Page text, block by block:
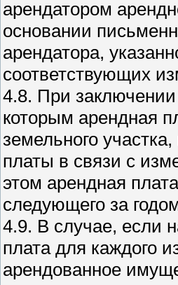
арендатором
основании
арендатора,
соответствующих
4.8. При заключении
которым арендная
земельного
платы в связи с
этом арендная
следующего за
4.9. В случае, если
плата для каждого
арендованное